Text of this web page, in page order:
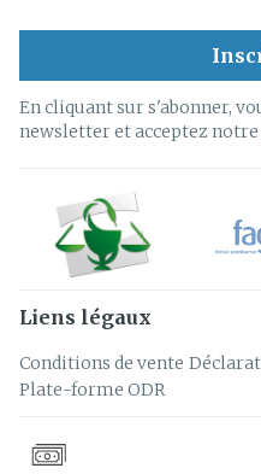
En cliquant sur s'abonner,
newsletter et acceptez notre
Liens légaux
Conditions de vente
Plate-forme ODR